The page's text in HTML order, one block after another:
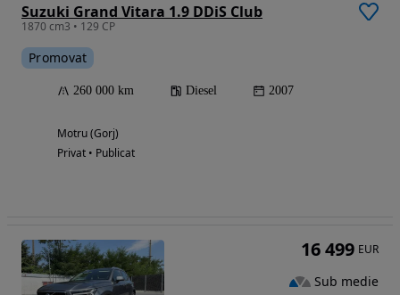
Suzuki Grand Vitara 1.9 DDiS Club
1870 cm3 • 129 CP
Promovat
260 000 km Diesel 2007
Motru (Gorj)
Privat • Publicat
16 499 EUR
Sub medie